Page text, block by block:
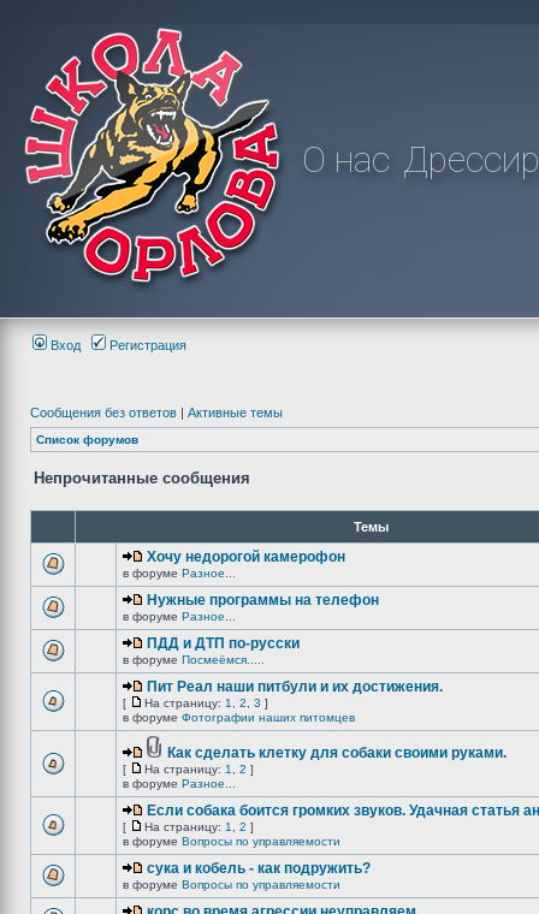
О нас
Вход Регистрация
Сообщения без ответов | Активные темы
Список форумов
Непрочитанные сообщения
Темы
Хочу недорогой камерофон
в форуме Разное...
Нужные программы на телефон
в форуме Разное...
ПДД и ДТП по-русски
в форуме Посмеёмся.....
Пит Реал наши питбули и их достижения.
[ На страницу: 1 2 3 ]
в форуме Фотографии наших питомцев
Как сделать клетку для собаки своими руками.
[ На страницу: 1 2 ]
в форуме Разное...
Если собака боится громких звуков. Удачная статья
[ На страницу: 1 2 ]
в форуме Вопросы по управляемости
сука и кобель - как подружить?
в форуме Вопросы по управляемости